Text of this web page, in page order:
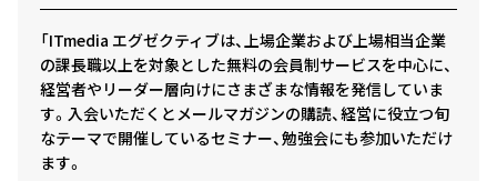
「ITmedia エグゼクティブは、上場企業および上場相当企業
の課長職以上を対象とした無料の会員制サービスを中心に、
経営者やリーダー層向けにさまざまな情報を発信していま
す。入会いただくとメールマガジンの購読、経営に役立つ旬
なテーマで開催しているセミナー、勉強会にも参加いただけ
ます。